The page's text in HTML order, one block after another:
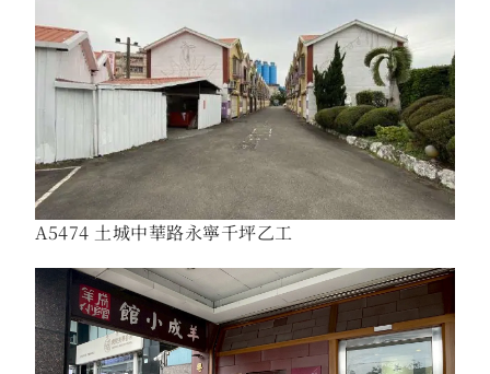
A5474 土城中華路永寧千坪乙工